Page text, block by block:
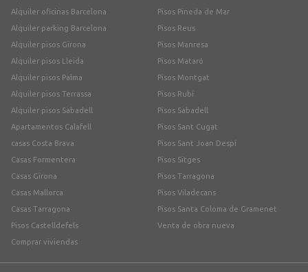
Alquiler oficinas Barcelona
Alquiler parking Barcelona
Alquiler pisos Girona
Alquiler pisos Lleida
Alquiler pisos Palma
Alquiler pisos Terrassa
Alquiler pisos Sabadell
Apartamentos Calafell
casas Costa Brava
Casas Formentera
Casas Girona
Casas Mallorca
Casas Tarragona
Pisos Castelldefels
Comprar viviendas
Pisos Pineda de Mar
Pisos Reus
Pisos Manresa
Pisos Mataró
Pisos Montgat
Pisos Rubí
Pisos Sabadell
Pisos Sant Cugat
Pisos Sant Joan Despí
Pisos Sitges
Pisos Tarragona
Pisos Viladecans
Pisos Santa Coloma de Gramenet
Venta de obra nueva